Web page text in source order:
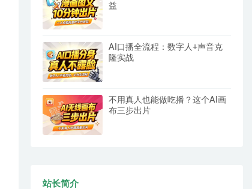
益
AI口播全流程：数字人+声音克
隆实战
不用真人也能做吃播？这个AI画
布三步出片
站长简介